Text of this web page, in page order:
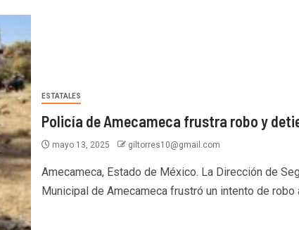
ESTATALES
Policía de Amecameca frustra robo y
mayo 13, 2025 giltorres10@gmail.com
Amecameca, Estado de México. La Dirección de
Municipal de Amecameca frustró un intento de robo